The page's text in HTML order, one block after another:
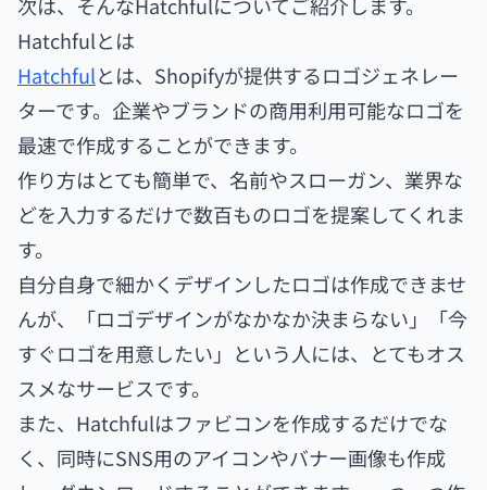
Hatchfulとは
Hatchfulとは、Shopifyが提供するロゴジェネレー
ターです。企業やブランドの商用利用可能なロゴを
最速で作成することができます。
作り方はとても簡単で、名前やスローガン、業界な
どを入力するだけで数百ものロゴを提案してくれま
す。
自分自身で細かくデザインしたロゴは作成できませ
んが、「ロゴデザインがなかなか決まらない」「今
すぐロゴを用意したい」という人には、とてもオス
スメなサービスです。
また、Hatchfulはファビコンを作成するだけでな
く、同時にSNS用のアイコンやバナー画像も作成